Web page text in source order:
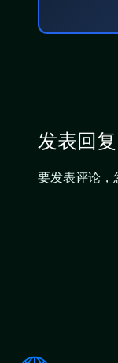
发表回复
要发表评论，